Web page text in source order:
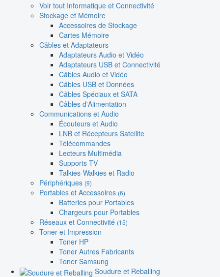
Voir tout Informatique et Connectivité
Stockage et Mémoire
Accessoires de Stockage
Cartes Mémoire
Câbles et Adaptateurs
Adaptateurs Audio et Vidéo
Adaptateurs USB et Connectivité
Câbles Audio et Vidéo
Câbles USB et Données
Câbles Spéciaux et SATA
Câbles d'Alimentation
Communications et Audio
Écouteurs et Audio
LNB et Récepteurs Satellite
Télécommandes
Lecteurs Multimédia
Supports TV
Talkies-Walkies et Radio
Périphériques (9)
Portables et Accessoires (6)
Batteries pour Portables
Chargeurs pour Portables
Réseaux et Connectivité (15)
Toner et Impression
Toner HP
Toner Autres Fabricants
Toner Samsung
Soudure et Reballing